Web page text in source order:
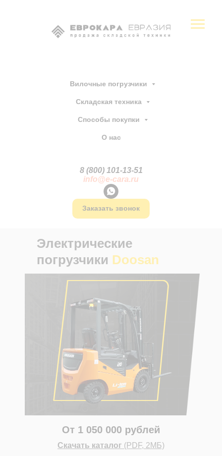
Вилочные погрузчики
Складская техника
Способы покупки
О нас
8 (800) 101-13-51
info@e-cara.ru
Заказать звонок
Скачать каталог (PDF, 2МБ)
Электрические
погрузчики Doosan
От 1 050 000 рублей